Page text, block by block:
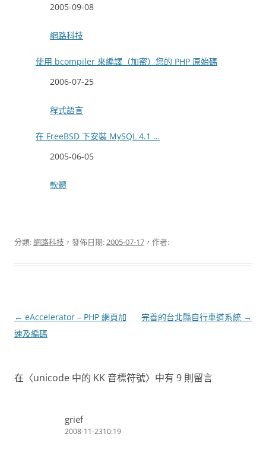
日期
2005-09-08
關於
網路科技
使用 bcompiler 來編譯（加密）您的 PHP 原始碼
日期
2006-07-25
關於
程式語言
在 FreeBSD 下安裝 MySQL 4.1 …
日期
2005-06-05
關於
軟體
分類:網路科技 ，發佈日期: 2005-07-17 ，作者:
文
章
← eAccelerator – PHP 網頁加
速及編碼
完善的台北縣自行車道系統 →
在〈unicode 中的 KK 音標符號〉中有 9 則留言
grief
2008-11-2310:19